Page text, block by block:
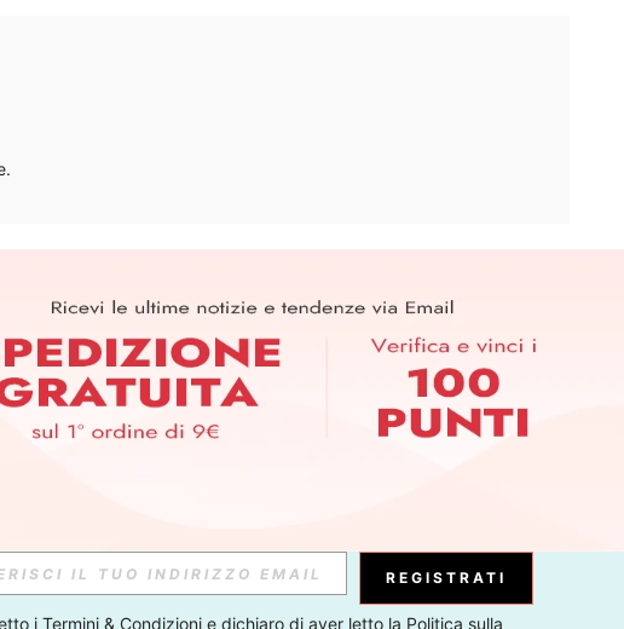
APP
PER SCOPRIRE LE ULTIME TENDENZE IN ANTEPRIMA! (È
SOTTOSCRIZIONE IN QUALSIASI MOMENTO).
Abbonati
REGISTRATI
i Termini & Condizioni e dichiaro di aver letto la Politica sulla